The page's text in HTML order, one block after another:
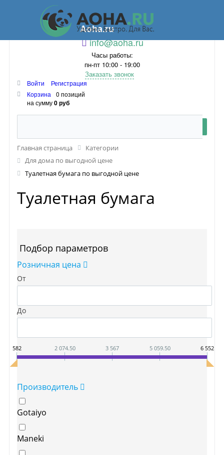
Aoha.ru
info@aoha.ru
Часы работы:
пн-пт 10:00 - 19:00
Заказать звонок
Войти
Регистрация
Корзина
0 позиций
на сумму0 руб
Главная страница
Категории
Для дома по выгодной цене
Туалетная бумага по выгодной цене
Туалетная бумага
Подбор параметров
Розничная цена
От
До
582 2 074.50 3 567 5 059.50 6 552
Производитель
Gotaiyo
Maneki